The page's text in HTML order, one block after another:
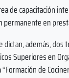
de capacitación
permanente en
además,
Superiores en
de